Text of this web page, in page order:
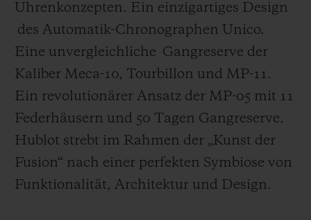
Uhrenkonzepten. Ein einzigartiges Design
des Automatik-Chronographen Unico.
Eine unvergleichliche Gangreserve der
Kaliber Meca-10, Tourbillon und MP-11.
Ein revolutionärer Ansatz der MP-05 mit 11
Federhäusern und 50 Tagen Gangreserve.
Hublot strebt im Rahmen der „Kunst der
Fusion“ nach einer perfekten Symbiose von
Funktionalität, Architektur und Design.